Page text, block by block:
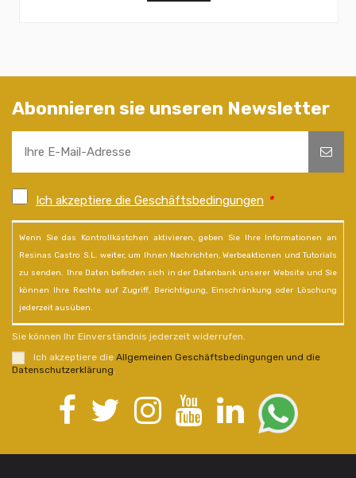
Abonnieren sie unseren Newsletter
Ich akzeptiere die Geschäftsbedingungen *
Wenn Sie das Kontrollkästchen aktivieren, geben Sie Ihre Informationen an
Resinas Castro S.L. weiter, um Ihnen Nachrichten, Werbeaktionen und Tutorials
zu senden. Ihre Daten befinden sich in der Datenbank unserer Website und Sie
können Ihre Rechte auf Zugriff, Berichtigung, Einschränkung oder Löschung
jederzeit ausüben.
Sie können Ihr Einverständnis jederzeit widerrufen.
Ich akzeptiere die Allgemeinen Geschäftsbedingungen und die
Datenschutzerklärung.